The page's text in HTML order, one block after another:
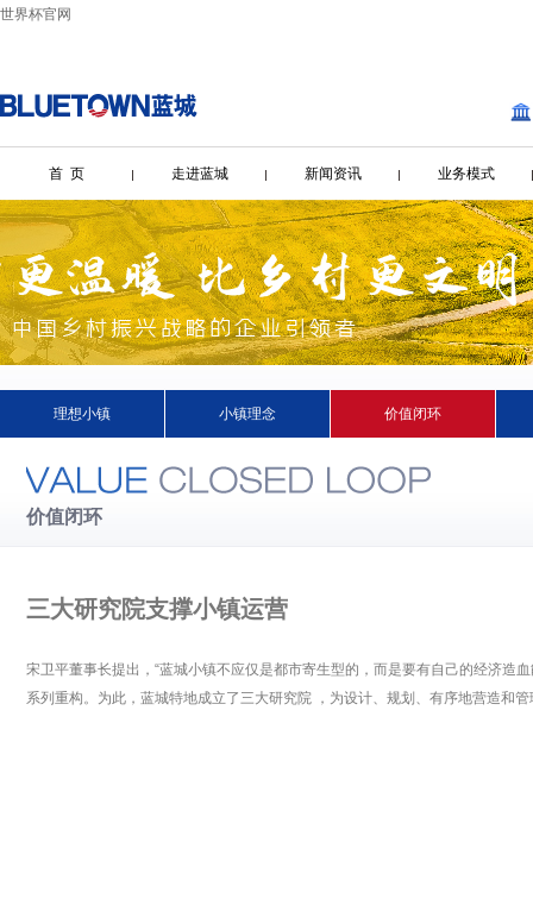
世界杯官网
首 页 走进蓝城 新闻资讯 业务模式
理想小镇 小镇理念 价值闭环
价值闭环
三大研究院支撑小镇运营
宋卫平董事长提出，“蓝城小镇不应仅是都市寄生型的，而是要有自己的经济造
系列重构。为此，蓝城特地成立了三大研究院 ，为设计、规划、有序地营造和